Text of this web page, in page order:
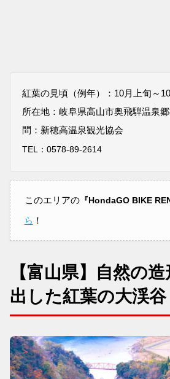
紅葉の見頃（例年）：10月上旬～
所在地：岐阜県高山市奥飛騨温泉
問：新穂高温泉観光協会
TEL： 0578-89-2614
このエリアの『HondaGO BIKE
ら ！
【富山県】自然の
出した紅葉の大渓谷